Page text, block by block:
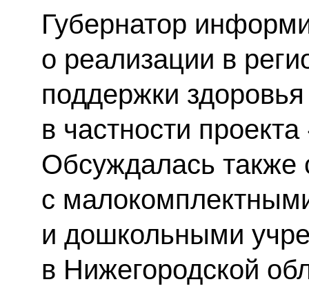
Губернатор
о реализации в
поддержки
в частности
Обсуждалась также
с
и дошкольными
в Нижегородской